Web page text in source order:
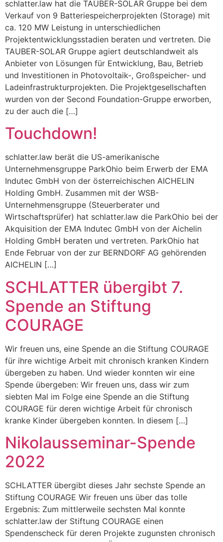
schlatter.law hat die TAUBER-SOLAR Gruppe bei dem
Verkauf von 9 Batteriespeicher­projekten (Storage) mit
ca. 120 MW Leistung in unterschiedlichen
Projektentwicklungsstadien beraten und vertreten. Die
TAUBER-SOLAR Gruppe agiert deutschlandweit als
Anbieter von Lösungen für Entwicklung, Bau, Betrieb
und Investitionen in Photovoltaik-, Großspeicher- und
Ladeinfrastrukturprojekten. Die Projektgesellschaften
wurden von der Second Foundation-Gruppe erworben,
zu der auch die […]
Touchdown!
schlatter.law berät die US-amerikanische
Unternehmensgruppe ParkOhio beim Erwerb der EMA
Indutec GmbH von der österreichischen AICHELIN
Holding GmbH. Zusammen mit der WSB-
Unternehmensgruppe (Steuerberater und
Wirtschaftsprüfer) hat schlatter.law die ParkOhio bei der
Akquisition der EMA Indutec GmbH von der Aichelin
Holding GmbH beraten und vertreten. ParkOhio hat
Ende Februar von der zur BERNDORF AG gehörenden
AICHELIN […]
SCHLATTER übergibt 7.
Spende an Stiftung
COURAGE
Wir freuen uns, eine Spende an die Stiftung COURAGE
für ihre wichtige Arbeit mit chronisch kranken Kindern
übergeben zu haben. Und wieder konnten wir eine
Spende übergeben: Wir freuen uns, dass wir zum
siebten Mal im Folge eine Spende an die Stiftung
COURAGE für deren wichtige Arbeit für chronisch
kranke Kinder übergeben konnten. In diesem […]
Nikolausseminar-Spende
2022
SCHLATTER übergibt dieses Jahr sechste Spende an
Stiftung COURAGE Wir freuen uns über das tolle
Ergebnis: Zum mittlerweile sechsten Mal konnte
schlatter.law der Stiftung COURAGE einen
Spendenscheck für deren Projekte zugunsten chronisch